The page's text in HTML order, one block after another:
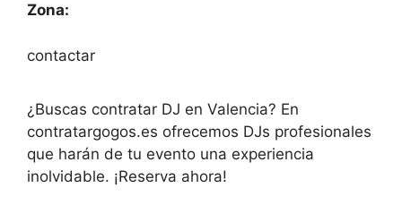
Zona:
contactar
¿Buscas contratar DJ en Valencia? En
contratargogos.es ofrecemos DJs profesionales
que harán de tu evento una experiencia
inolvidable. ¡Reserva ahora!